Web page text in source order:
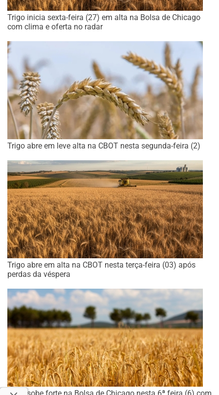
Trigo inicia sexta-feira (27) em alta na Bolsa de Chicago
com clima e oferta no radar
Trigo abre em leve alta na CBOT nesta segunda-feira (2)
Trigo abre em alta na CBOT nesta terça-feira (03) após
perdas da véspera